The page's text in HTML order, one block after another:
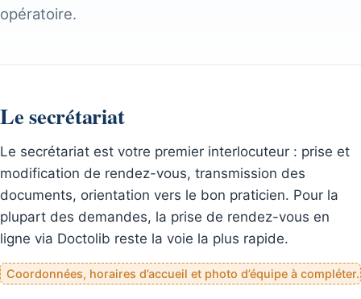
opératoire.
Le secrétariat
Le secrétariat est votre premier interlocuteur : prise et
modification de rendez-vous, transmission des
documents, orientation vers le bon praticien. Pour la
plupart des demandes, la prise de rendez-vous en
ligne via Doctolib reste la voie la plus rapide.
Coordonnées, horaires d’accueil et photo d’équipe à compléter.